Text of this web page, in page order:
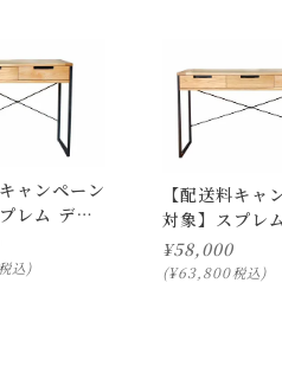
いさせて頂く場合がございます。
ャンペーン
レム デス
税込
【配送料キャ
対象】スプレ
ク L
¥58,000
¥63,800税込